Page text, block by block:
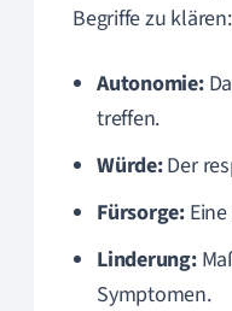
Begriffe zu klären:
Autonomie:
treffen.
Würde:Der
Fürsorge:
Linderung:
Symptomen.